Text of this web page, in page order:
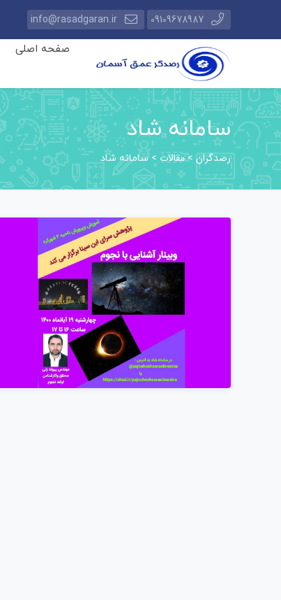
09109678987
info@rasadgaran.ir
صفحه اصلی
سامانه شاد
رصدگران >مقالات >سامانه شاد